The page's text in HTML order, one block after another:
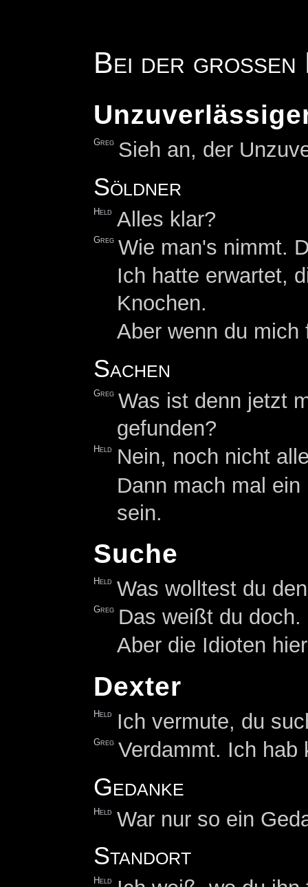
Bei der großen
Greg Sieh an, der
Söldner
Held Alles klar?
Greg Wie man's nimmt.
Ich hatte erwartet,
Knochen.
Aber wenn du mich
Sachen
Greg Was ist denn jetzt
gefunden?
Held
Nein, noch nicht
Dann mach mal
sein.
Suche
Held Was wolltest du
Greg Das weißt du
Aber die Idioten
Dexter
Held Ich vermute, du
Greg Verdammt. Ich hab
Gedanke
Held War nur so ein
Standort
Held